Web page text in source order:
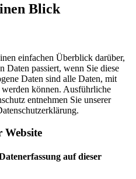
Blick
einfachen Überblick darüber,
Daten passiert, wenn Sie diese
Daten sind alle Daten, mit
können. Ausführliche
entnehmen Sie unserer
Website
auf dieser